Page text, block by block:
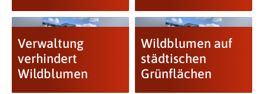
Verwaltung
verhindert
Wildblumen
Wildblumen auf
städtischen
Grünflächen